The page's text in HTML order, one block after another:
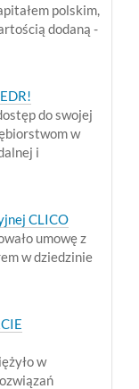
polskim,
dodaną -
do swojej
w
i
CLICO
umowę z
w dziedzinie
w